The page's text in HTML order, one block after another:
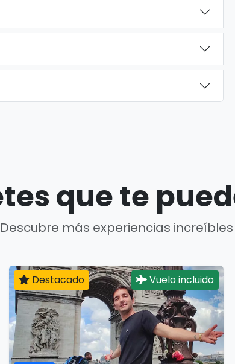
que te
Descubre más experiencias increíbles
Destacado Vuelo incluido